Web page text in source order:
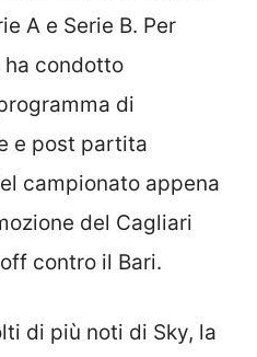
A e Serie B. Per
ha condotto
di
e post partita
campionato appena
del Cagliari
contro il Bari.
di più noti di Sky, la